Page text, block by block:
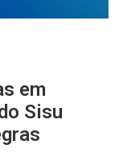
em
Sisu